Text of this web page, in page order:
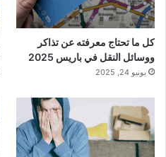
كل ما تحتاج معرفته عن تذاكر
ووسائل النقل في باريس 2025
يونيو 24, 2025